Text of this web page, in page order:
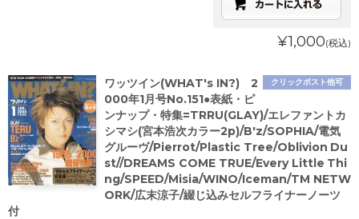
¥1,000(税込)
クリックポスト他可
ワッツイン(WHAT's IN?) 2
000年1月号No.151●表紙・ピ
ンナップ・特集=TRRU(GLAY)/エレファントカ
シマシ(宮本浩次カラー2p)/B'z/SOPHIA/電気
グルーヴ/Pierrot/Plastic Tree/Oblivion Du
st//DREAMS COME TRUE/Every Little Thi
ng/SPEED/Misia/WINO/Iceman/TM NETW
ORK/広末涼子/綴じ込みセルフライナーノーツ
付